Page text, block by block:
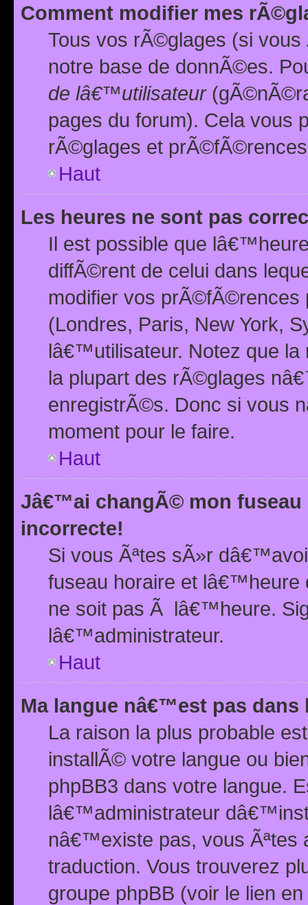
Comment modifier mes
Tous vos rÃ©glages (si
notre base de donnÃ©es.
de lâ€™utilisateur
pages du forum). Cela vous
rÃ©glages et
Haut
Les heures ne sont pas
Il est possible que
diffÃ©rent de celui dans
modifier vos prÃ©fÃ©rences
(Londres, Paris, New York,
lâ€™utilisateur. Notez que la
la plupart des rÃ©glages
enregistrÃ©s. Donc si vous
moment pour le faire.
Haut
Jâ€™ai changÃ© mon
incorrecte!
Si vous Ãªtes sÃ»r
fuseau horaire et
ne soit pas Ã lâ€™heure.
lâ€™administrateur.
Haut
Ma langue nâ€™est pas dans
La raison la plus probable
installÃ© votre langue ou
phpBB3 dans votre langue.
lâ€™administrateur
nâ€™existe pas, vous Ãªtes
traduction. Vous trouverez
groupe phpBB (voir le lien